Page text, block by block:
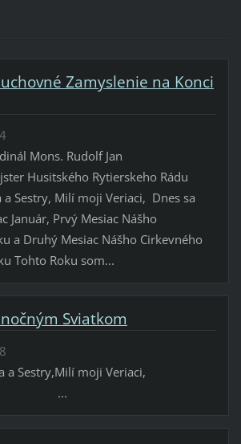
Zamyslenie na Konci
Mons. Rudolf Jan
Husitského Rytierskeho Rádu
Sestry, Milí moji Veriaci, Dnes sa
Január, Prvý Mesiac Nášho
a Druhý Mesiac Nášho Cirkevného
Tohto Roku som...
Sviatkom
a Sestry,Milí moji Veriaci,